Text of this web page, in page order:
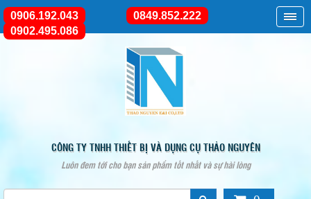
CÔNG TY TNHH THIẾT BỊ VÀ DỤNG CỤ THẢO NGUYÊN
Luôn đem tới cho bạn sản phẩm tốt nhất và sự hài lòng
0906.192.043
0849.852.222
0902.495.086